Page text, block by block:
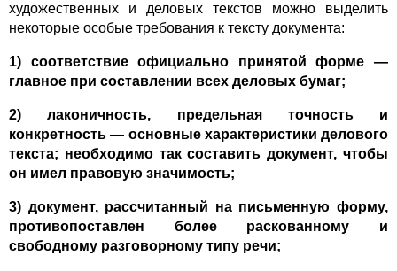
художественных и деловых текстов можно выделить
некоторые особые требования к тексту документа:
1) соответствие официально принятой форме —
главное при составлении всех деловых бумаг;
2) лаконичность, предельная точность и
конкретность — основные характеристики делового
текста; необходимо так составить документ, чтобы
он имел правовую значимость;
3) документ, рассчитанный на письменную форму,
противопоставлен более раскованному и
свободному разговорному типу речи;